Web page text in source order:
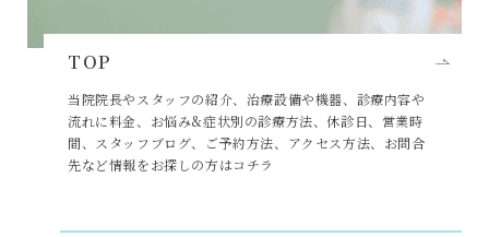
TOP
当院院長やスタッフの紹介、治療設備や機器、診療内容や
流れに料金、お悩み&症状別の診療方法、休診日、営業時
間、スタッフブログ、ご予約方法、アクセス方法、お問合
先など情報をお探しの方はコチラ